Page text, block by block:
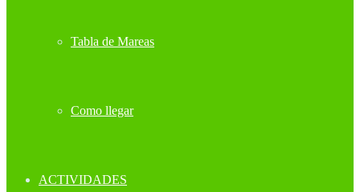
Tabla de Mareas
Como llegar
ACTIVIDADES